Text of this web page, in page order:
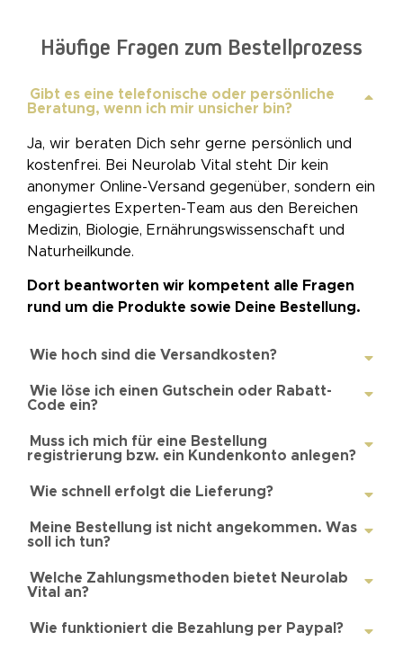
Häufige Fragen zum Bestellprozess
Gibt es eine telefonische oder persönliche
Beratung, wenn ich mir unsicher bin?
Ja, wir beraten Dich sehr gerne persönlich und
kostenfrei. Bei Neurolab Vital steht Dir kein
anonymer Online-Versand gegenüber, sondern ein
engagiertes Experten-Team aus den Bereichen
Medizin, Biologie, Ernährungswissenschaft und
Naturheilkunde.
Dort beantworten wir kompetent alle Fragen
rund um die Produkte sowie Deine Bestellung.
Wie hoch sind die Versandkosten?
Wie löse ich einen Gutschein oder Rabatt-
Code ein?
Muss ich mich für eine Bestellung
registrierung bzw. ein Kundenkonto anlegen?
Wie schnell erfolgt die Lieferung?
Meine Bestellung ist nicht angekommen. Was
soll ich tun?
Welche Zahlungsmethoden bietet Neurolab
Vital an?
Wie funktioniert die Bezahlung per Paypal?